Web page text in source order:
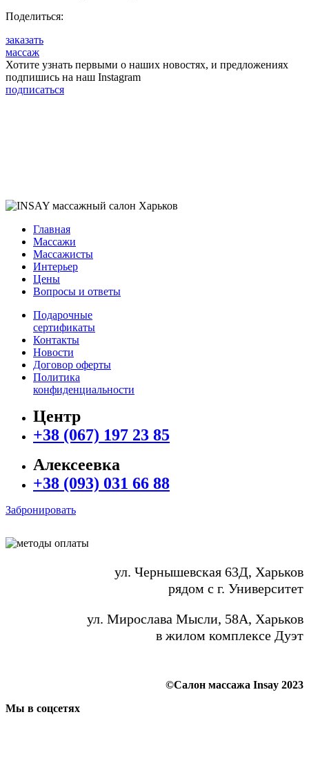
Поделиться:
заказать
массаж
Хотите узнать первыми о наших новостях, и предложениях
подпишись на наш Instagram
подписаться
Главная
Массажи
Массажисты
Интерьер
Цены
Вопросы и ответы
Подарочные
сертификаты
Контакты
Новости
Договор оферты
Политика
конфиденциальности
Центр
+38 (067) 197 23 85
Алексеевка
+38 (093) 031 66 88
Забронировать
ул. Чернышевская 63Д, Харьков
рядом с г. Университет
ул. Мирослава Мысли, 58А, Харьков
в жилом комплексе Дуэт
©Салон массажа Insay 2023
Мы в соцсетях